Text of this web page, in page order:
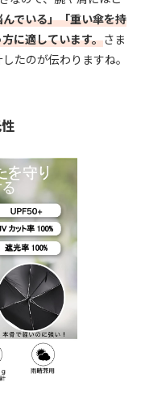
でいる」「重い傘を持
に適しています。さま
たのが伝わりますね。